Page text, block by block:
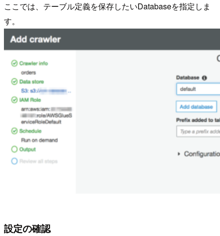
ここでは、テーブル定義を保存したいDatabaseを指定しま
す。
設定の確認